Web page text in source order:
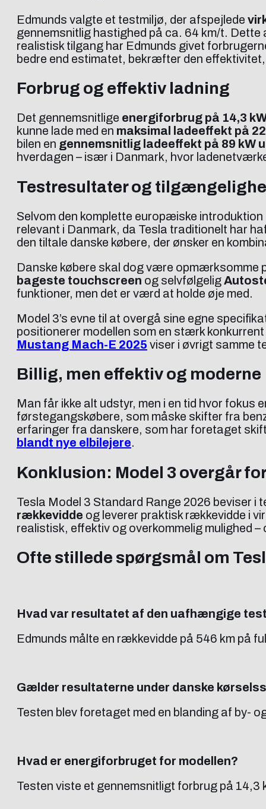
Edmunds valgte et testmiljø, der afspejlede
gennemsnitlig hastighed på ca. 64 km/t.
realistisk tilgang har Edmunds givet
bedre end estimatet, bekræfter den
Forbrug og effektiv ladning
Det gennemsnitlige energiforbrug på 14,3
kunne lade med en maksimal ladeeffekt på
bilen en gennemsnitlig ladeeffekt på 89 kW
hverdagen – især i Danmark, hvor
Testresultater og
Selvom den komplette europæiske
relevant i Danmark, da Tesla traditionelt har
den tiltale danske købere, der ønsker en
Danske købere skal dog være opmærksomme
bageste touchscreen og selvfølgelig
funktioner, men det er værd at holde øje med.
Model 3’s evne til at overgå sine egne
positionerer modellen som en stærk
Mustang Mach-E 2025 viser i øvrigt samme
Billig, men effektiv og moderne
Man får ikke alt udstyr, men i en tid hvor fokus
førstegangskøbere, som måske skifter fra
erfaringer fra danskere, som har foretaget
blandt nye elbilejere.
Konklusion: Model 3 overgår
Tesla Model 3 Standard Range 2026 beviser
rækkevidde og leverer praktisk rækkevidde i
realistisk, effektiv og overkommelig mulighed –
Ofte stillede spørgsmål om
Hvad var resultatet af den uafhængige
Edmunds målte en rækkevidde på 546 km på
Gælder resultaterne under danske
Testen blev foretaget med en blanding af by-
Hvad er energiforbruget for modellen?
Testen viste et gennemsnitligt forbrug på 14,3